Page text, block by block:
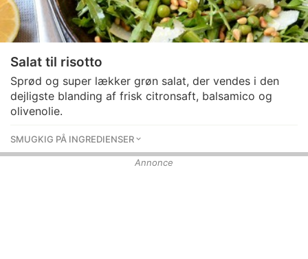
Salat til risotto
Sprød og super lækker grøn salat, der vendes i den
dejligste blanding af frisk citronsaft, balsamico og
olivenolie.
SMUGKIG PÅ INGREDIENSER
Annonce